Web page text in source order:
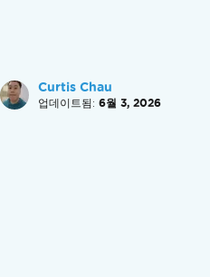
이미지 보정 필터
이미지 방향 수정
Curtis Chau
업데이트됨: 6월 3, 2026